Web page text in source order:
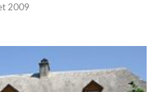
2009